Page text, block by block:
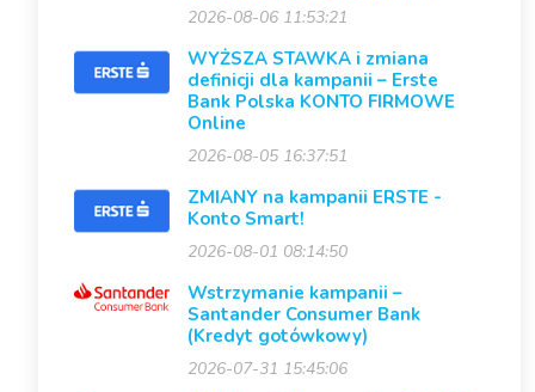
2026-08-06 11:53:21
WYŻSZA STAWKA i zmiana
definicji dla kampanii – Erste
Bank Polska KONTO FIRMOWE
Online
2026-08-05 16:37:51
ZMIANY na kampanii ERSTE -
Konto Smart!
2026-08-01 08:14:50
Wstrzymanie kampanii –
Santander Consumer Bank
(Kredyt gotówkowy)
2026-07-31 15:45:06